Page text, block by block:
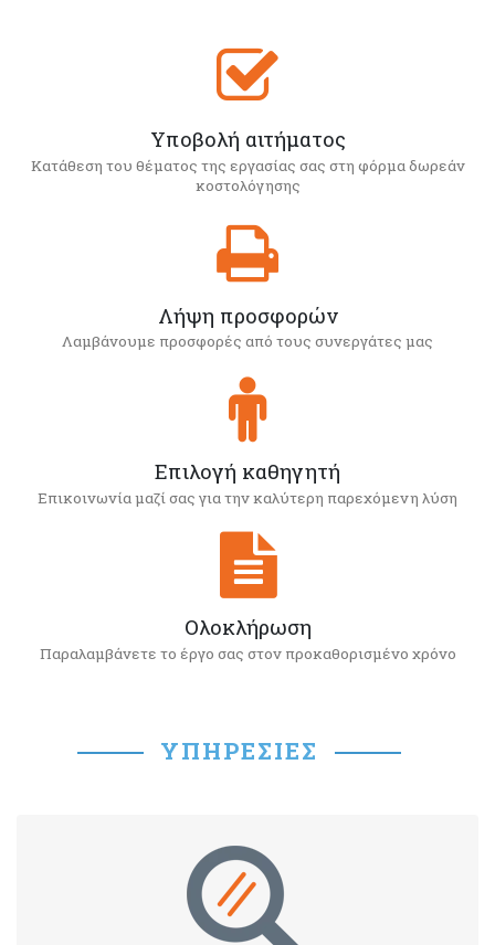
Υποβολή αιτήματος
Κατάθεση του θέματος της εργασίας σας στη φόρμα δωρεάν
κοστολόγησης
Λήψη προσφορών
Λαμβάνουμε προσφορές από τους συνεργάτες μας
Επιλογή καθηγητή
Επικοινωνία μαζί σας για την καλύτερη παρεχόμενη λύση
Ολοκλήρωση
Παραλαμβάνετε το έργο σας στον προκαθορισμένο χρόνο
ΥΠΗΡΕΣΊΕΣ